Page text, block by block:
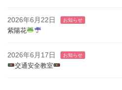
2026年6月22日 お知らせ
紫陽花
2026年6月17日 お知らせ
交通安全教室